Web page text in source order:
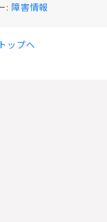
: 障害情報
ップへ